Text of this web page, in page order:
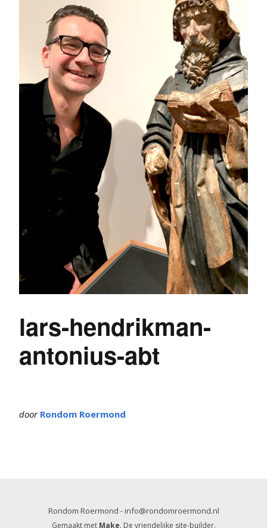
lars-hendrikman-
antonius-abt
door Rondom Roermond
Rondom Roermond - info@rondomroermond.nl
Gemaakt met Make. De vriendelijke site-builder.